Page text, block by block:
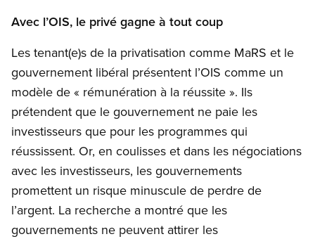
Avec l’OIS, le privé gagne à tout coup
Les tenant(e)s de la privatisation comme MaRS et le
gouvernement libéral présentent l’OIS comme un
modèle de « rémunération à la réussite ». Ils
prétendent que le gouvernement ne paie les
investisseurs que pour les programmes qui
réussissent. Or, en coulisses et dans les négociations
avec les investisseurs, les gouvernements
promettent un risque minuscule de perdre de
l’argent. La recherche a montré que les
gouvernements ne peuvent attirer les